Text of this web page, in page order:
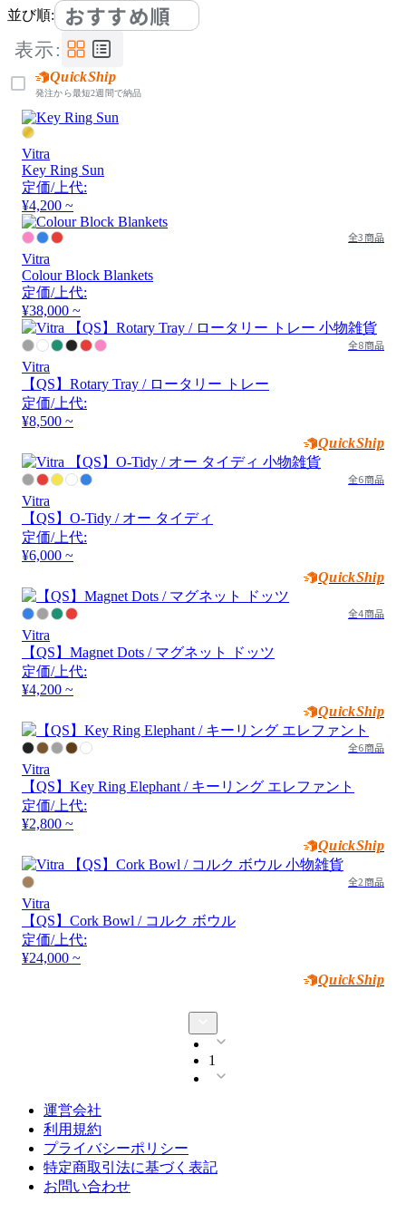
並び順: おすすめ順
表示:
QuickShip
発注から最短2週間で納品
Vitra
Key Ring Sun
定価/上代:
¥4,200 ~
全3商品
Vitra
Colour Block Blankets
定価/上代:
¥38,000 ~
全8商品
Vitra
【QS】Rotary Tray / ロータリー トレー
定価/上代:
¥8,500 ~
QuickShip
全6商品
Vitra
【QS】O-Tidy / オー タイディ
定価/上代:
¥6,000 ~
QuickShip
全4商品
Vitra
【QS】Magnet Dots / マグネット ドッツ
定価/上代:
¥4,200 ~
QuickShip
全6商品
Vitra
【QS】Key Ring Elephant / キーリング エレファント
定価/上代:
¥2,800 ~
QuickShip
全2商品
Vitra
【QS】Cork Bowl / コルク ボウル
定価/上代:
¥24,000 ~
QuickShip
1
運営会社
利用規約
プライバシーポリシー
特定商取引法に基づく表記
お問い合わせ